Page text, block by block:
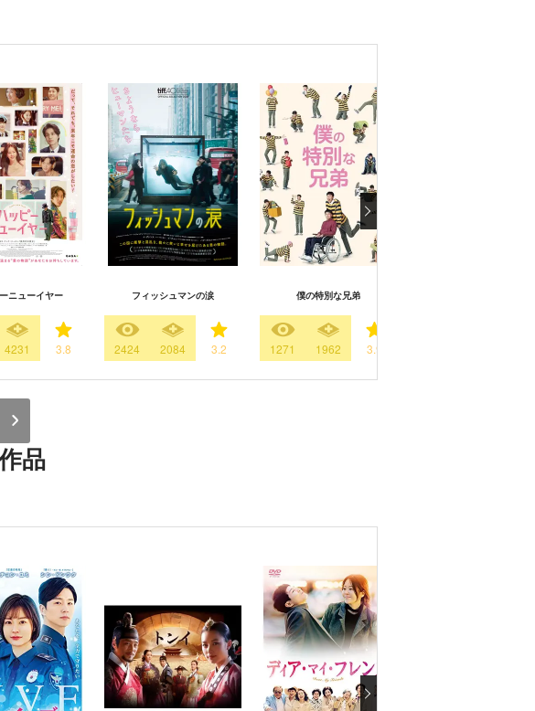
ニューイヤー
4231 3.8
フィッシュマンの涙
2424 2084 3.2
僕の特別な兄弟
1271 1962 3.9
品